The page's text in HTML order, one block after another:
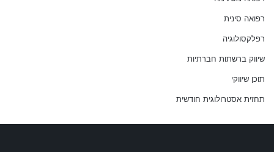
רפואה סינית
רפלקסולוגיה
שיווק ברשתות חברתיות
תוכן שיווקי
תחזית אסטרולוגית חודשית